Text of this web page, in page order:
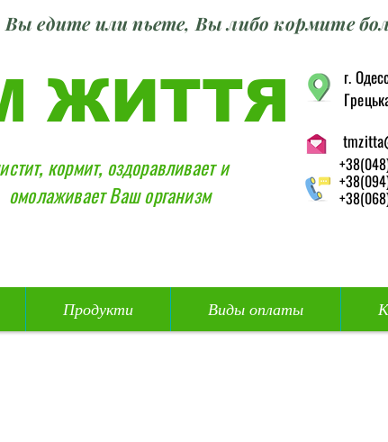
едите или пьете, Вы либо кормите
ЖИТТЯ
кормит, оздоравливает и
омолаживает Ваш организм
г.
Продукти Виды оплаты